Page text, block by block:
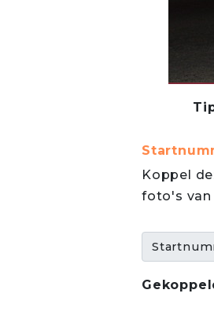
Koppel
foto's van